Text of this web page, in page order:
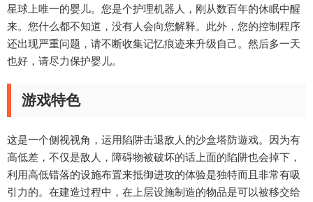
星球上唯一的婴儿。您是个护理机器人，刚从数百年的休眠中醒
来。您什么都不知道，没有人会向您解释。此外，您的控制程序
还出现严重问题，请不断收集记忆痕迹来升级自己。然后多一天
也好，请尽力保护婴儿。
游戏特色
这是一个侧视视角，运用陷阱击退敌人的沙盒塔防遊戏。因为有
高低差，不仅是敌人，障碍物被破坏的话上面的陷阱也会掉下，
利用高低错落的设施布置来抵御进攻的体验是独特而且非常有吸
引力的。在建造过程中，在上层设施制造的物品是可以被移交给